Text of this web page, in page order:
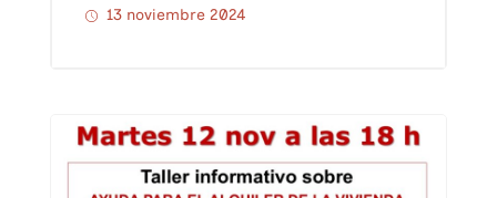
13 noviembre 2024